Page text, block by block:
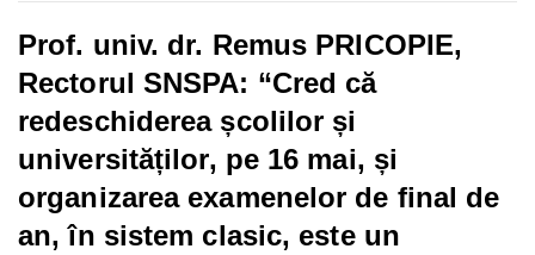
Prof. univ. dr. Remus PRICOPIE,
Rectorul SNSPA: “Cred că
redeschiderea școlilor și
universităților, pe 16 mai, și
organizarea examenelor de final de
an, în sistem clasic, este un